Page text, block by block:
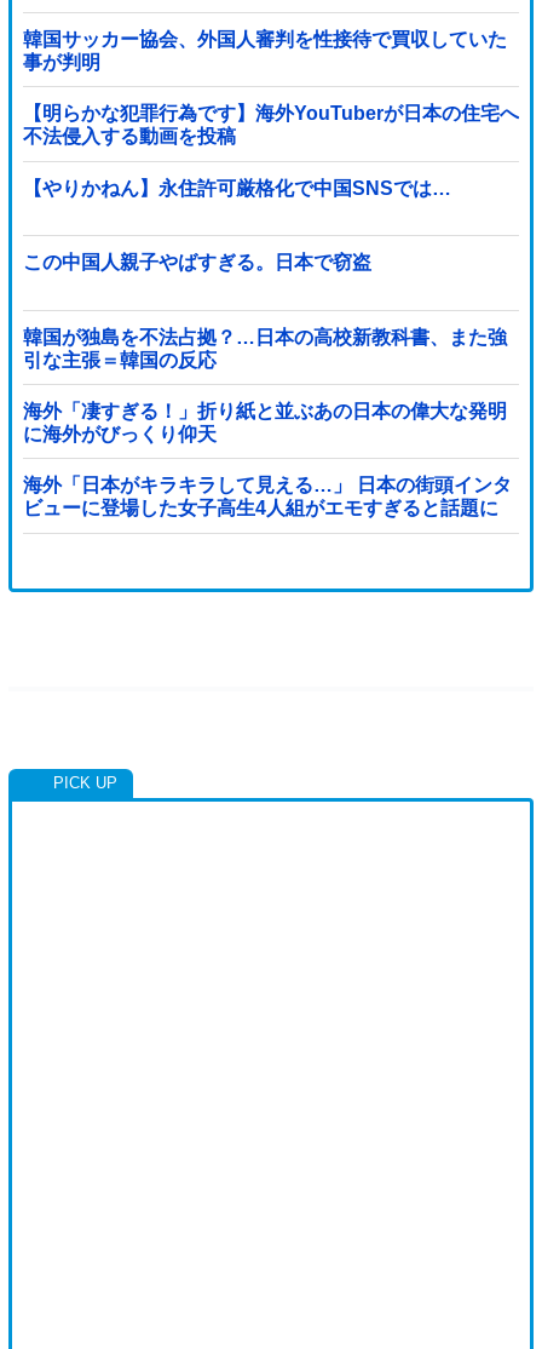
韓国サッカー協会、外国人審判を性接待で買収していた
事が判明
【明らかな犯罪行為です】海外YouTuberが日本の住宅へ
不法侵入する動画を投稿
【やりかねん】永住許可厳格化で中国SNSでは…
この中国人親子やばすぎる。日本で窃盗
韓国が独島を不法占拠？…日本の高校新教科書、また強
引な主張＝韓国の反応
海外「凄すぎる！」折り紙と並ぶあの日本の偉大な発明
に海外がびっくり仰天
海外「日本がキラキラして見える…」 日本の街頭インタ
ビューに登場した女子高生4人組がエモすぎると話題に